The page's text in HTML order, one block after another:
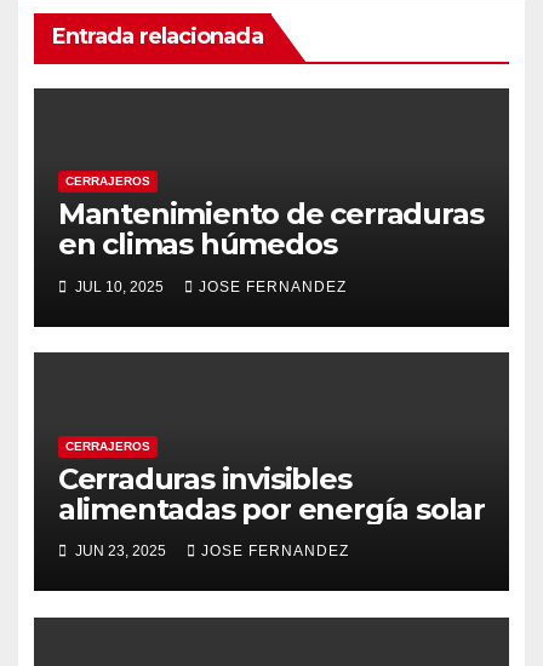
Entrada relacionada
CERRAJEROS
Mantenimiento de cerraduras
en climas húmedos
JUL 10, 2025 JOSE FERNANDEZ
CERRAJEROS
Cerraduras invisibles
alimentadas por energía solar
JUN 23, 2025 JOSE FERNANDEZ